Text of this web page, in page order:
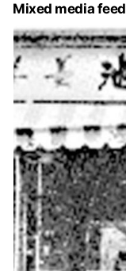
Mixed media feed